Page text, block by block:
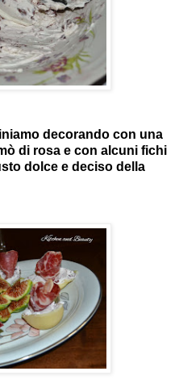
decorando con una
di rosa e con alcuni fichi
dolce e deciso della